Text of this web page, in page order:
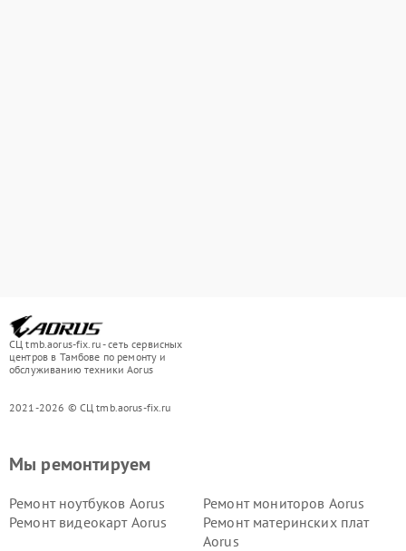
СЦ tmb.aorus-fix.ru - сеть сервисных
центров в Тамбове по ремонту и
обслуживанию техники Aorus
2021-2026 © СЦ tmb.aorus-fix.ru
Мы ремонтируем
Ремонт ноутбуков Aorus
Ремонт мониторов Aorus
Ремонт видеокарт Aorus
Ремонт материнских плат
Aorus